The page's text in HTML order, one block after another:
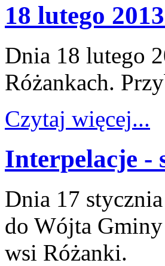
18 lutego
Dnia 18 lutego
Różankach.
Czytaj więcej...
Interpelacje -
Dnia 17
do Wójta
wsi Różanki.